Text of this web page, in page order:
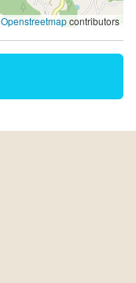
Openstreetmapcontributors